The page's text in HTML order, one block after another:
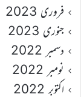
فروری 2023
جنوری 2023
دسمبر 2022
نومبر 2022
اکتوبر 2022